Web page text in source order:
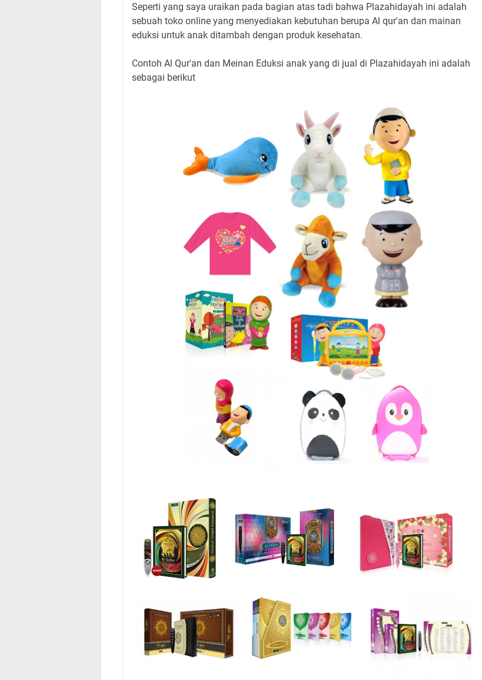
Seperti yang saya uraikan pada bagian atas tadi bahwa Plazahidayah ini adalah
sebuah toko online yang menyediakan kebutuhan berupa Al qur'an dan mainan
eduksi untuk anak ditambah dengan produk kesehatan.
Contoh Al Qur'an dan Meinan Eduksi anak yang di jual di Plazahidayah ini adalah
sebagai berikut